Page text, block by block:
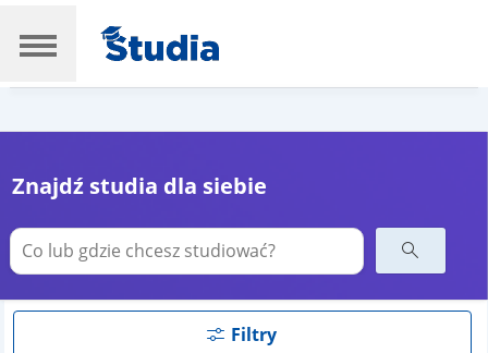
Znajdź studia dla siebie
Filtry